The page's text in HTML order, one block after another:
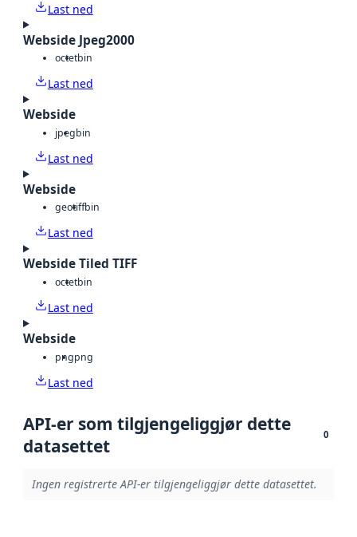
Last ned
Webside Jpeg2000
octetbin
Last ned
Webside
jpegbin
Last ned
Webside
geotiffbin
Last ned
Webside Tiled TIFF
octetbin
Last ned
Webside
pngpng
Last ned
API-er som tilgjengeliggjør dette
datasettet
0
Ingen registrerte API-er tilgjengeliggjør dette datasettet.